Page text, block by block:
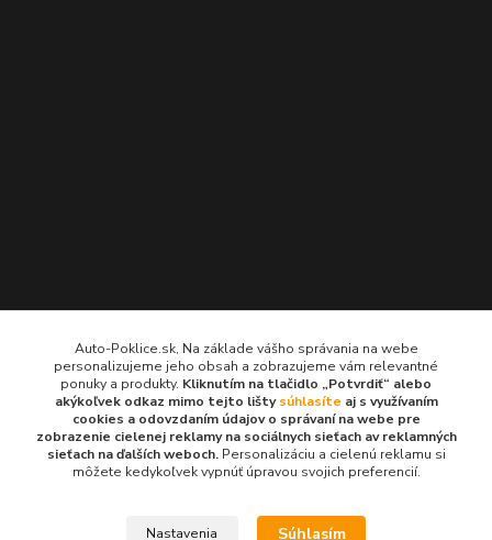
Kontakty
Auto-Poklice.sk
(Po-Pia, 8-16 hod.)
info@auto-poklice.sk
Auto-Poklice.sk, Na základe vášho správania na webe
personalizujeme jeho obsah a zobrazujeme vám relevantné
ponuky a produkty. Kliknutím na tlačidlo „Potvrdiť“ alebo
akýkoľvek odkaz mimo tejto lištysúhlasíte aj s využívaním
cookies a odovzdaním údajov o správaní na webe pre
zobrazenie cielenej reklamy na sociálnych sieťach av reklamných
sieťach na ďalších weboch.Personalizáciu a cielenú reklamu si
môžete kedykoľvek vypnúť úpravou svojich preferencií.
Nastavenia Súhlasím